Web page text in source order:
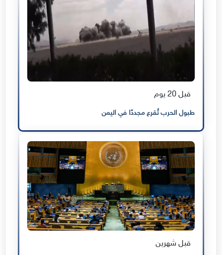
قبل 20 يوم
طبول الحرب تُقرع مجددًا في اليمن
قبل شهرين